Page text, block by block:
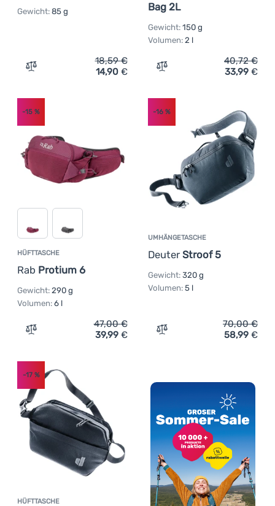
Gewicht: 85 g
Zum Vergleich 'Hüfttasche Warg Cobra' hinzufügen
18,59€
14,90 €
Bag 2L
Gewicht: 150 g
Volumen: 2 l
Zum Vergleich
40,72€
33,99 €
HÜFTTASCHE
Rab Protium 6
-15 %
Gewicht: 290 g
Volumen: 6 l
Zum Vergleich 'Hüfttasche Rab Protium 6' hinzufügen
47,00€
39,99 €
UMHÄNGETASCHE
Deuter Stroof 5
-16%
Gewicht: 320 g
Volumen: 5 l
Zum Vergleich
70,00€
58,99 €
HÜFTTASCHE
-17%